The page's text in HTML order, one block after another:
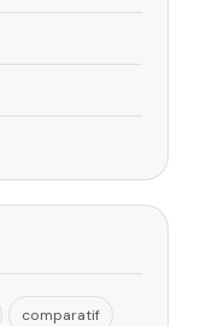
comparatif